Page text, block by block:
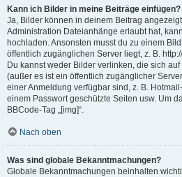
Kann ich Bilder in meine Beiträge einfügen?
Ja, Bilder können in deinem Beitrag
Administration Dateianhänge erlaubt hat,
hochladen. Ansonsten musst du zu einem
öffentlich zugänglichen Server liegt, z. B.
Du kannst weder Bilder verlinken, die sich
(außer es ist ein öffentlich zugänglicher
einer Anmeldung verfügbar sind, z. B.
einem Passwort geschützte Seiten usw. Um
BBCode-Tag „[img]“.
Nach oben
Was sind globale Bekanntmachungen?
Globale Bekanntmachungen beinhalten